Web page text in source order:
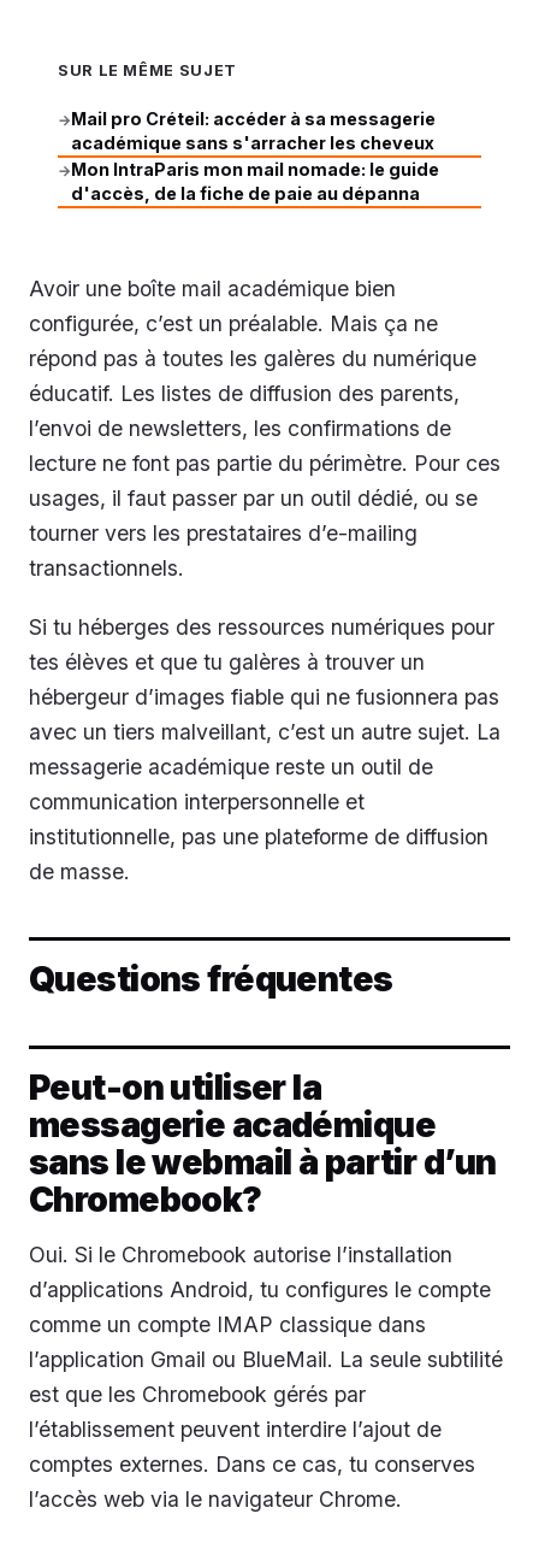
SUR LE MÊME SUJET
→Mail pro Créteil: accéder à sa messagerie
académique sans s'arracher les cheveux
→Mon IntraParis mon mail nomade: le guide
d'accès, de la fiche de paie au dépanna
Avoir une boîte mail académique bien
configurée, c’est un préalable. Mais ça ne
répond pas à toutes les galères du numérique
éducatif. Les listes de diffusion des parents,
l’envoi de newsletters, les confirmations de
lecture ne font pas partie du périmètre. Pour ces
usages, il faut passer par un outil dédié, ou se
tourner vers les prestataires d’e-mailing
transactionnels.
Si tu héberges des ressources numériques pour
tes élèves et que tu galères à trouver un
hébergeur d’images fiable qui ne fusionnera pas
avec un tiers malveillant, c’est un autre sujet. La
messagerie académique reste un outil de
communication interpersonnelle et
institutionnelle, pas une plateforme de diffusion
de masse.
Questions fréquentes
Peut-on utiliser la
messagerie académique
sans le webmail à partir d’un
Chromebook?
Oui. Si le Chromebook autorise l’installation
d’applications Android, tu configures le compte
comme un compte IMAP classique dans
l’application Gmail ou BlueMail. La seule subtilité
est que les Chromebook gérés par
l’établissement peuvent interdire l’ajout de
comptes externes. Dans ce cas, tu conserves
l’accès web via le navigateur Chrome.